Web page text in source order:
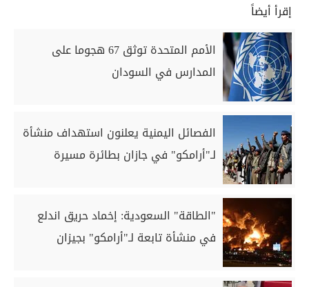
إقرأ أيضاً
الأمم المتحدة توثق 67 هجوما على
المدارس في السودان
الفصائل اليمنية يعلنون استهداف منشأة
لـ"أرامكو" في جازان بطائرة مسيرة
"الطاقة" السعودية: إخماد حريق اندلع
في منشأة تابعة لـ"أرامكو" بجيزان